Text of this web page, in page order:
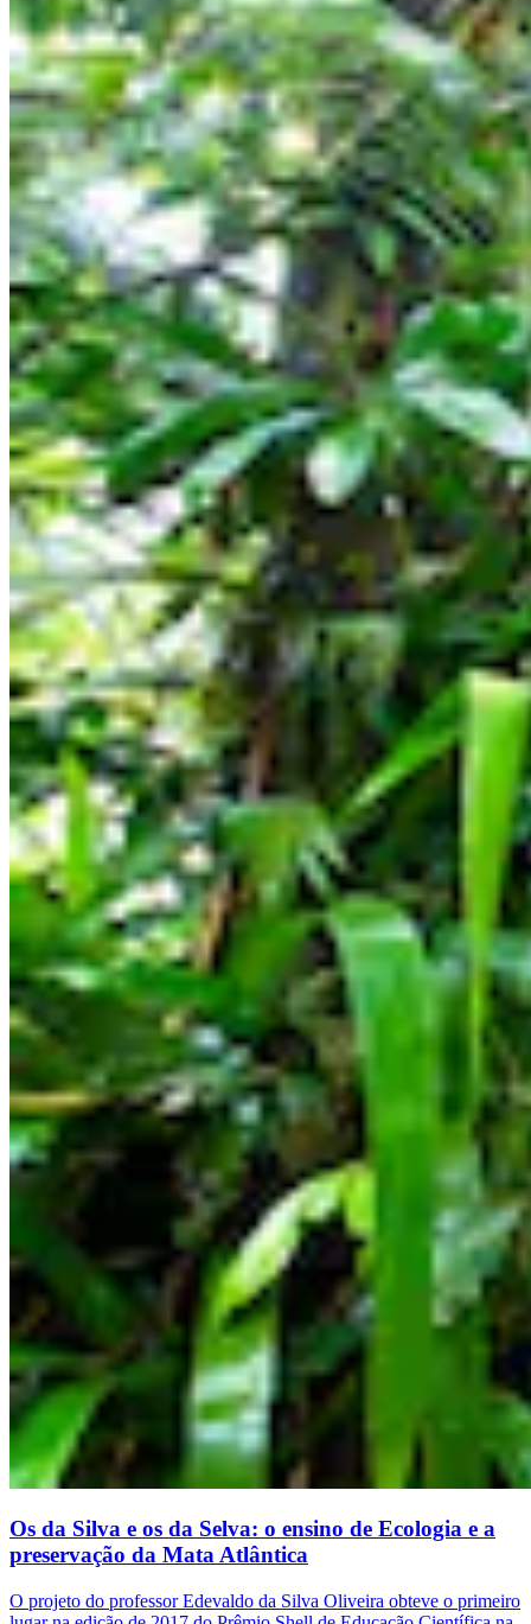
Os da Silva e os da Selva: o ensino de Ecologia e a
preservação da Mata Atlântica
O projeto do professor Edevaldo da Silva Oliveira obteve o primeiro